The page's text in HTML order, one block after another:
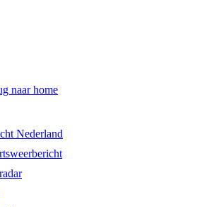
naar home
Nederland